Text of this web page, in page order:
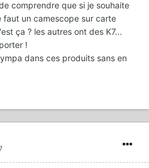
comprendre que si je souhaite
faut un camescope sur carte
ça ? les autres ont des K7...
!
dans ces produits sans en